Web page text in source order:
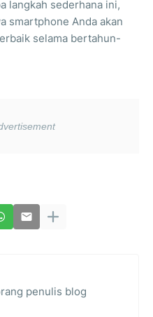
langkah sederhana ini,
smartphone Anda akan
selama bertahun-
penulis blog